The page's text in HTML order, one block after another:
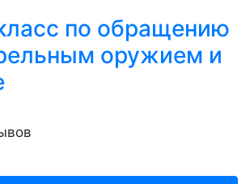
по обращению
оружием и